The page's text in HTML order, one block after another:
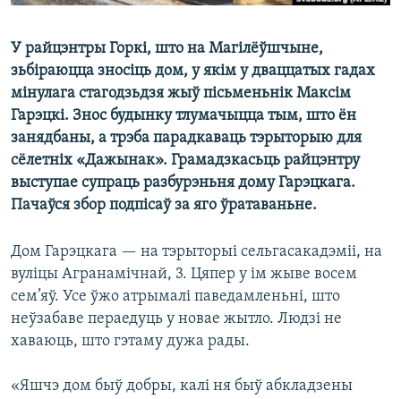
У райцэнтры Горкі, што на Магілёўшчыне,
зьбіраюцца зносіць дом, у якім у дваццатых гадах
мінулага стагодзьдзя жыў пісьменьнік Максім
Гарэцкі. Знос будынку тлумачыцца тым, што ён
занядбаны, а трэба парадкаваць тэрыторыю для
сёлетніх «Дажынак». Грамадзкасьць райцэнтру
выступае супраць разбурэньня дому Гарэцкага.
Пачаўся збор подпісаў за яго ўратаваньне.
Дом Гарэцкага — на тэрыторыі сельгасакадэміі, на
вуліцы Агранамічнай, 3. Цяпер у ім жыве восем
сем’яў. Усе ўжо атрымалі паведамленьні, што
неўзабаве пераедуць у новае жытло. Людзі не
хаваюць, што гэтаму дужа рады.
«Яшчэ дом быў добры, калі ня быў абкладзены